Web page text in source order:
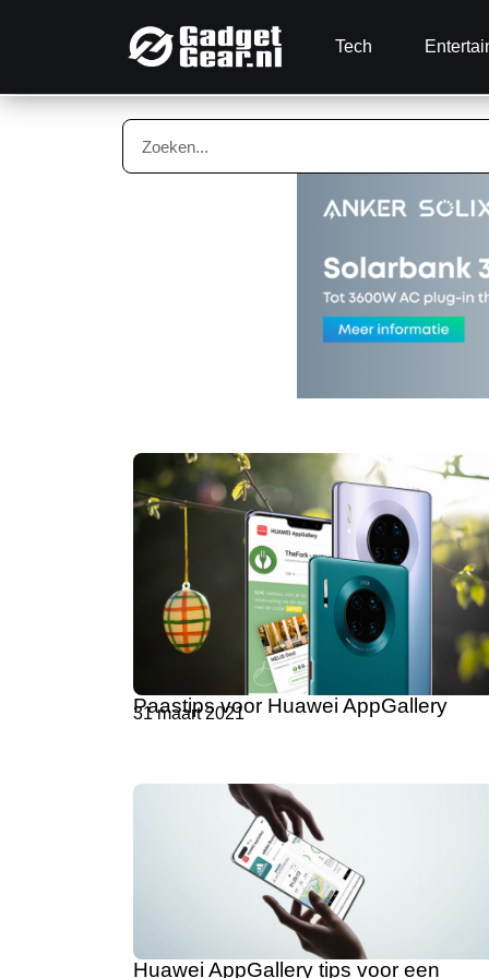
Tech
Paastips voor Huawei AppGallery
31 maart 2021
Huawei AppGallery tips voor een